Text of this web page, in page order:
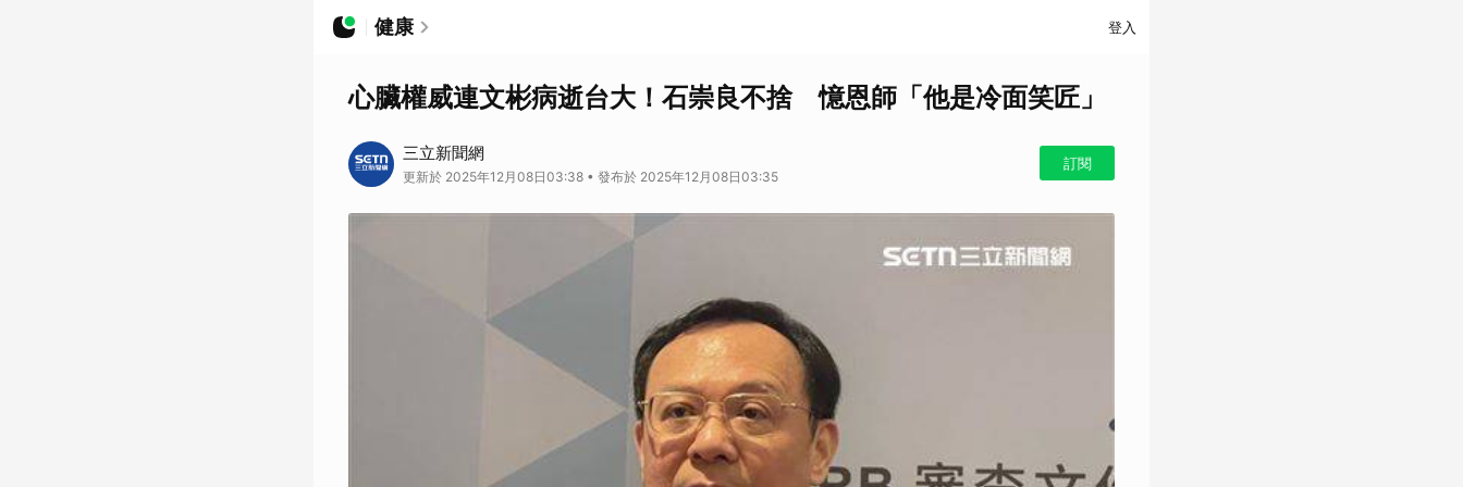
健康 登入
心臟權威連文彬病逝台大！石崇良不捨 憶恩師「他是冷面笑匠」
三立新聞網
更新於 2025年12月08日03:38 • 發布於 2025年12月08日03:35
訂閱